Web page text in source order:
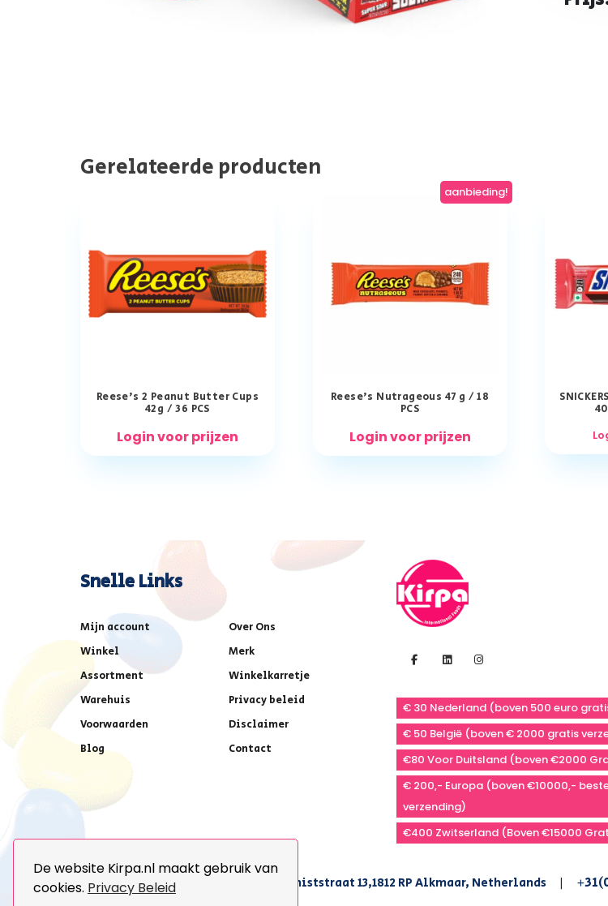
De website Kirpa.nl maakt gebruik van
cookies. Privacy Beleid
Gerelateerde producten
Reese’s 2 Peanut Butter Cups
42g / 36 PCS
Login voor prijzen
aanbieding!
Reese’s Nutrageous 47 g / 18
PCS
Login voor prijzen
Snelle Links
Mijn account
Over Ons
Winkel
Merk
Assortment
Winkelkarretje
Warehuis
Privacy beleid
Voorwaarden
Disclaimer
Blog
Contact
€ 30 Nederland (boven 500 euro
€ 50 België (boven € 2000 gratis
€80 Voor Duitsland (boven €2000
€ 200,- Europa (boven €10000,-
verzending)
€400 Zwitserland (Boven €15000
achter AFAS voetbalstadion,Amethiststraat 13,1812 RP Alkmaar, Netherlands |